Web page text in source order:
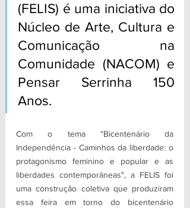
(FELIS) é uma iniciativa do
Núcleo de Arte, Cultura e
Comunicação na
Comunidade (NACOM) e
Pensar Serrinha 150
Anos.
Com o tema "Bicentenário da
Independência - Caminhos da liberdade: o
protagonismo feminino e popular e as
liberdades contemporâneas", a FELIS foi
uma construção coletiva que produziram
essa feira em torno do bicentenário